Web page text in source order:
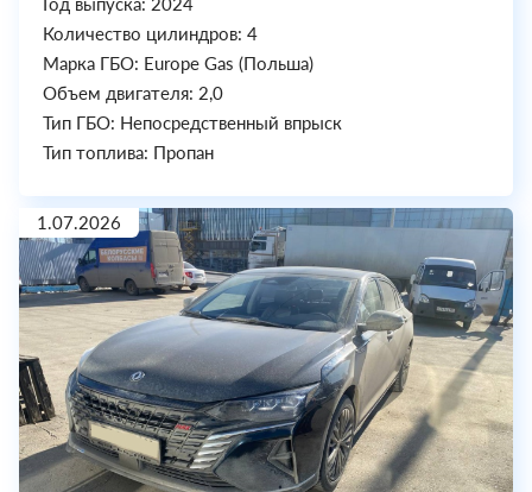
Количество цилиндров: 4
Марка ГБО: Europe Gas (Польша)
Объем двигателя: 2,0
Тип ГБО: Непосредственный впрыск
Тип топлива: Пропан
1.07.2026